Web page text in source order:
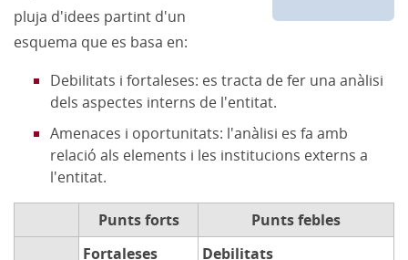
pluja d'idees partint d'un
esquema que es basa en:
Debilitats i fortaleses: es tracta de fer una anàlisi
dels aspectes interns de l'entitat.
Amenaces i oportunitats: l'anàlisi es fa amb
relació als elements i les institucions externs a
l'entitat.
Punts forts Punts febles
Fortaleses
Debilitats